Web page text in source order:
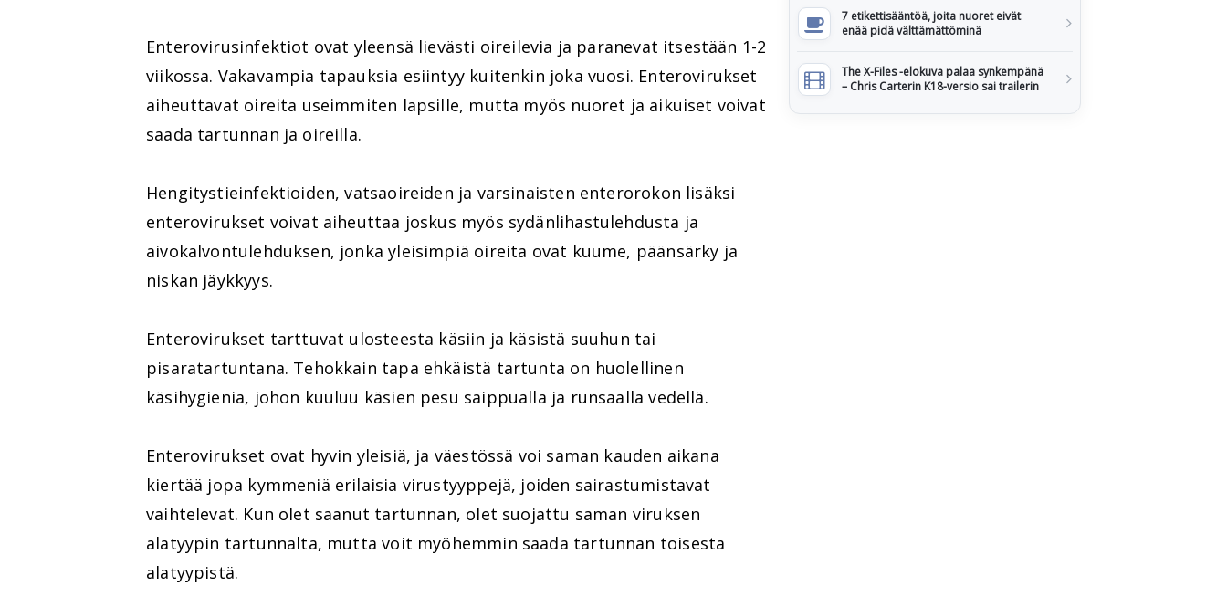
Enterovirusinfektiot ovat yleensä lievästi oireilevia ja paranevat itsestään 1-2
viikossa. Vakavampia tapauksia esiintyy kuitenkin joka vuosi. Enterovirukset
aiheuttavat oireita useimmiten lapsille, mutta myös nuoret ja aikuiset voivat
saada tartunnan ja oireilla.
Hengitystieinfektioiden, vatsaoireiden ja varsinaisten enterorokon lisäksi
enterovirukset voivat aiheuttaa joskus myös sydänlihastulehdusta ja
aivokalvontulehduksen, jonka yleisimpiä oireita ovat kuume, päänsärky ja
niskan jäykkyys.
Enterovirukset tarttuvat ulosteesta käsiin ja käsistä suuhun tai
pisaratartuntana. Tehokkain tapa ehkäistä tartunta on huolellinen
käsihygienia, johon kuuluu käsien pesu saippualla ja runsaalla vedellä.
Enterovirukset ovat hyvin yleisiä, ja väestössä voi saman kauden aikana
kiertää jopa kymmeniä erilaisia virustyyppejä, joiden sairastumistavat
vaihtelevat. Kun olet saanut tartunnan, olet suojattu saman viruksen
alatyypin tartunnalta, mutta voit myöhemmin saada tartunnan toisesta
alatyypistä.
7 etikettisääntöä, joita nuoret eivät
enää pidä välttämättöminä
The X-Files -elokuva palaa synkempänä
– Chris Carterin K18-versio sai trailerin